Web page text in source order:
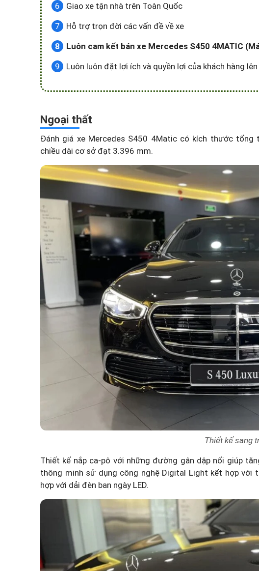
Giao xe tận nhà trên Toàn Quốc
Hỗ trợ trọn đời các vấn đề về xe
Luôn cam kết bán xe Mercedes S450 4MATIC
Luôn luôn đặt lợi ích và quyền lợi của khách hàng
Ngoại thất
Đánh giá xe Mercedes S450 4Matic có kích thước tổng
chiều dài cơ sở đạt 3.396 mm.
Thiết kế sang
Thiết kế nắp ca-pô với những đường gân dập nổi giúp
thông minh sử dụng công nghệ Digital Light kết hợp với
hợp với dải đèn ban ngày LED.